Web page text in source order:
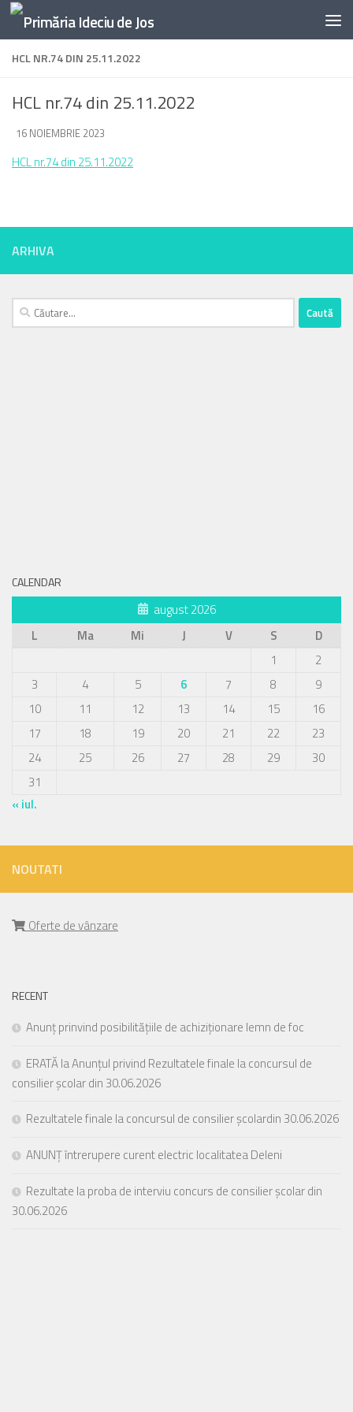
Skip to content
HCL NR.74 DIN 25.11.2022
HCL nr.74 din 25.11.2022
DE ·
16 NOIEMBRIE 2023
HCL nr.74 din 25.11.2022
ARHIVA
Caută
după:
CALENDAR
august 2026
L
Ma Mi J V S
D
1
2
3
4 5 6 7 8
9
10
11 12 13 14 15
16
17
18 19 20 21 22
23
24
25 26 27 28 29
30
31
« iul.
NOUTATI
Oferte de vânzare
RECENT
Anunț prinvind posibilitățiile de achiziționare lemn de foc
ERATĂ la Anunțul privind Rezultatele finale la concursul de
consilier școlar din 30.06.2026
Rezultatele finale la concursul de consilier școlardin 30.06.2026
ANUNȚ întrerupere curent electric localitatea Deleni
Rezultate la proba de interviu concurs de consilier școlar din
30.06.2026